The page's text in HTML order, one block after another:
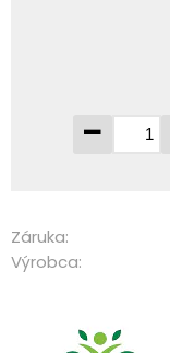
-
Záruka:
Výrobca: